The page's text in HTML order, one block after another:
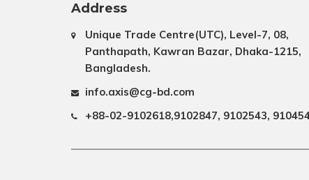
Address
Unique Trade Centre(UTC), Level-7, 08,
Panthapath, Kawran Bazar, Dhaka-1215,
Bangladesh.
info.axis@cg-bd.com
+88-02-9102618,9102847, 9102543,